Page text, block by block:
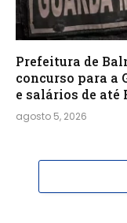
Prefeitura de
concurso para a
e salários de até
agosto 5, 2026